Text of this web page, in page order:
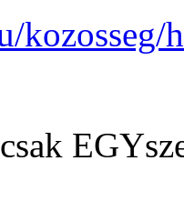
kozosseg/